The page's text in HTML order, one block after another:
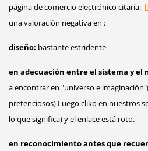
página de comercio electrónico citaría:
una valoración negativa en :
diseño: bastante estridente
en adecuación entre el sistema y el
a encontrar en "universo e
pretenciosos).Luego cliko en nuestros
lo que significa) y el enlace está roto.
en reconocimiento antes que